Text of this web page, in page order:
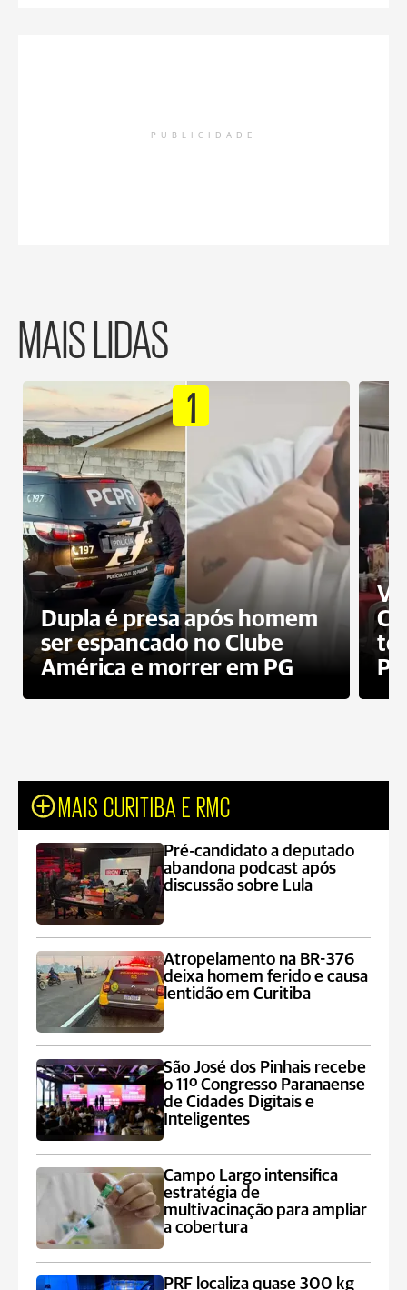
PUBLICIDADE
MAIS LIDAS
1
Dupla é presa após homem
ser espancado no Clube
América e morrer em PG
PG
MAIS CURITIBA E RMC
Pré-candidato a deputado
abandona podcast após
discussão sobre Lula
Atropelamento na BR-376
deixa homem ferido e causa
lentidão em Curitiba
São José dos Pinhais recebe
o 11º Congresso Paranaense
de Cidades Digitais e
Inteligentes
Campo Largo intensifica
estratégia de
multivacinação para ampliar
a cobertura
PRF localiza quase 300 kg